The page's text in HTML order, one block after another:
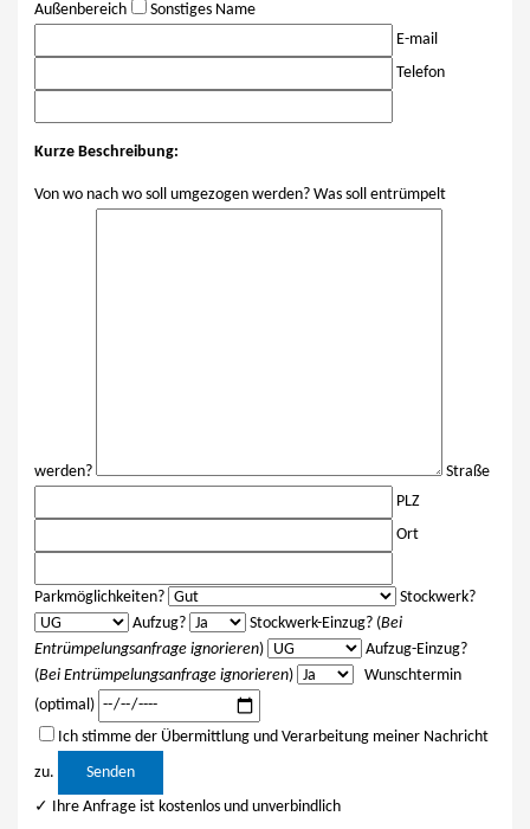
Außenbereich Sonstiges Name
E-mail
Telefon
Kurze Beschreibung:
Von wo nach wo soll umgezogen werden? Was soll entrümpelt
werden?
Straße
PLZ
Ort
Parkmöglichkeiten?
Stockwerk?
Aufzug?
Stockwerk-Einzug? (Bei
Entrümpelungsanfrage ignorieren)
Aufzug-Einzug?
(Bei Entrümpelungsanfrage ignorieren)
Wunschtermin
(optimal)
Ich stimme der Übermittlung und Verarbeitung meiner Nachricht
zu. Bitte lasse dieses Feld leer.
✓ Ihre Anfrage ist kostenlos und unverbindlich